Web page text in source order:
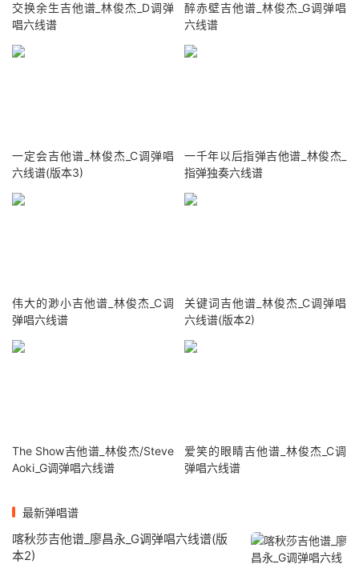
交换余生吉他谱_林俊杰_D调弹
唱六线谱
醉赤壁吉他谱_林俊杰_G调弹唱
六线谱
一定会吉他谱_林俊杰_C调弹唱
六线谱(版本3)
一千年以后指弹吉他谱_林俊杰_
指弹独奏六线谱
伟大的渺小吉他谱_林俊杰_C调
弹唱六线谱
关键词吉他谱_林俊杰_C调弹唱
六线谱(版本2)
The Show吉他谱_林俊杰/Steve
Aoki_G调弹唱六线谱
爱笑的眼睛吉他谱_林俊杰_C调
弹唱六线谱
最新弹唱谱
喀秋莎吉他谱_廖昌永_G调弹唱六线谱(版
本2)